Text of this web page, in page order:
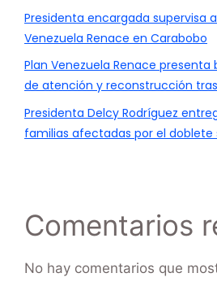
Presidenta encargada supervisa
Venezuela Renace en Carabobo
Plan Venezuela Renace
de atención y reconstrucción
Presidenta Delcy Rodríguez
familias afectadas por el doblete
Comentarios
No hay comentarios que